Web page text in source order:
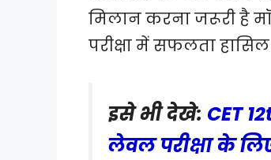
मिलान करना जरूरी है
परीक्षा में सफलता
इसे भी देखे: CET
लेवल परीक्षा के